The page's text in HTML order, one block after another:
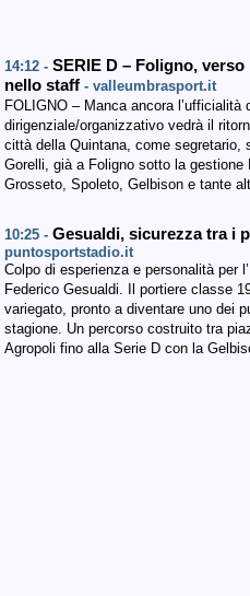
14:12 - SERIE D – Foligno,
nello staff - valleumbrasport.it
FOLIGNO – Manca ancora
dirigenziale/organizzativo vedrà il
città della Quintana, come segretario,
Gorelli, già a Foligno sotto la gestione
Grosseto, Spoleto, Gelbison e tante
10:25 - Gesualdi, sicurezza tra i
puntosportstadio.it
Colpo di esperienza e personalità per
Federico Gesualdi. Il portiere classe
variegato, pronto a diventare uno dei
stagione. Un percorso costruito tra
Agropoli fino alla Serie D con la